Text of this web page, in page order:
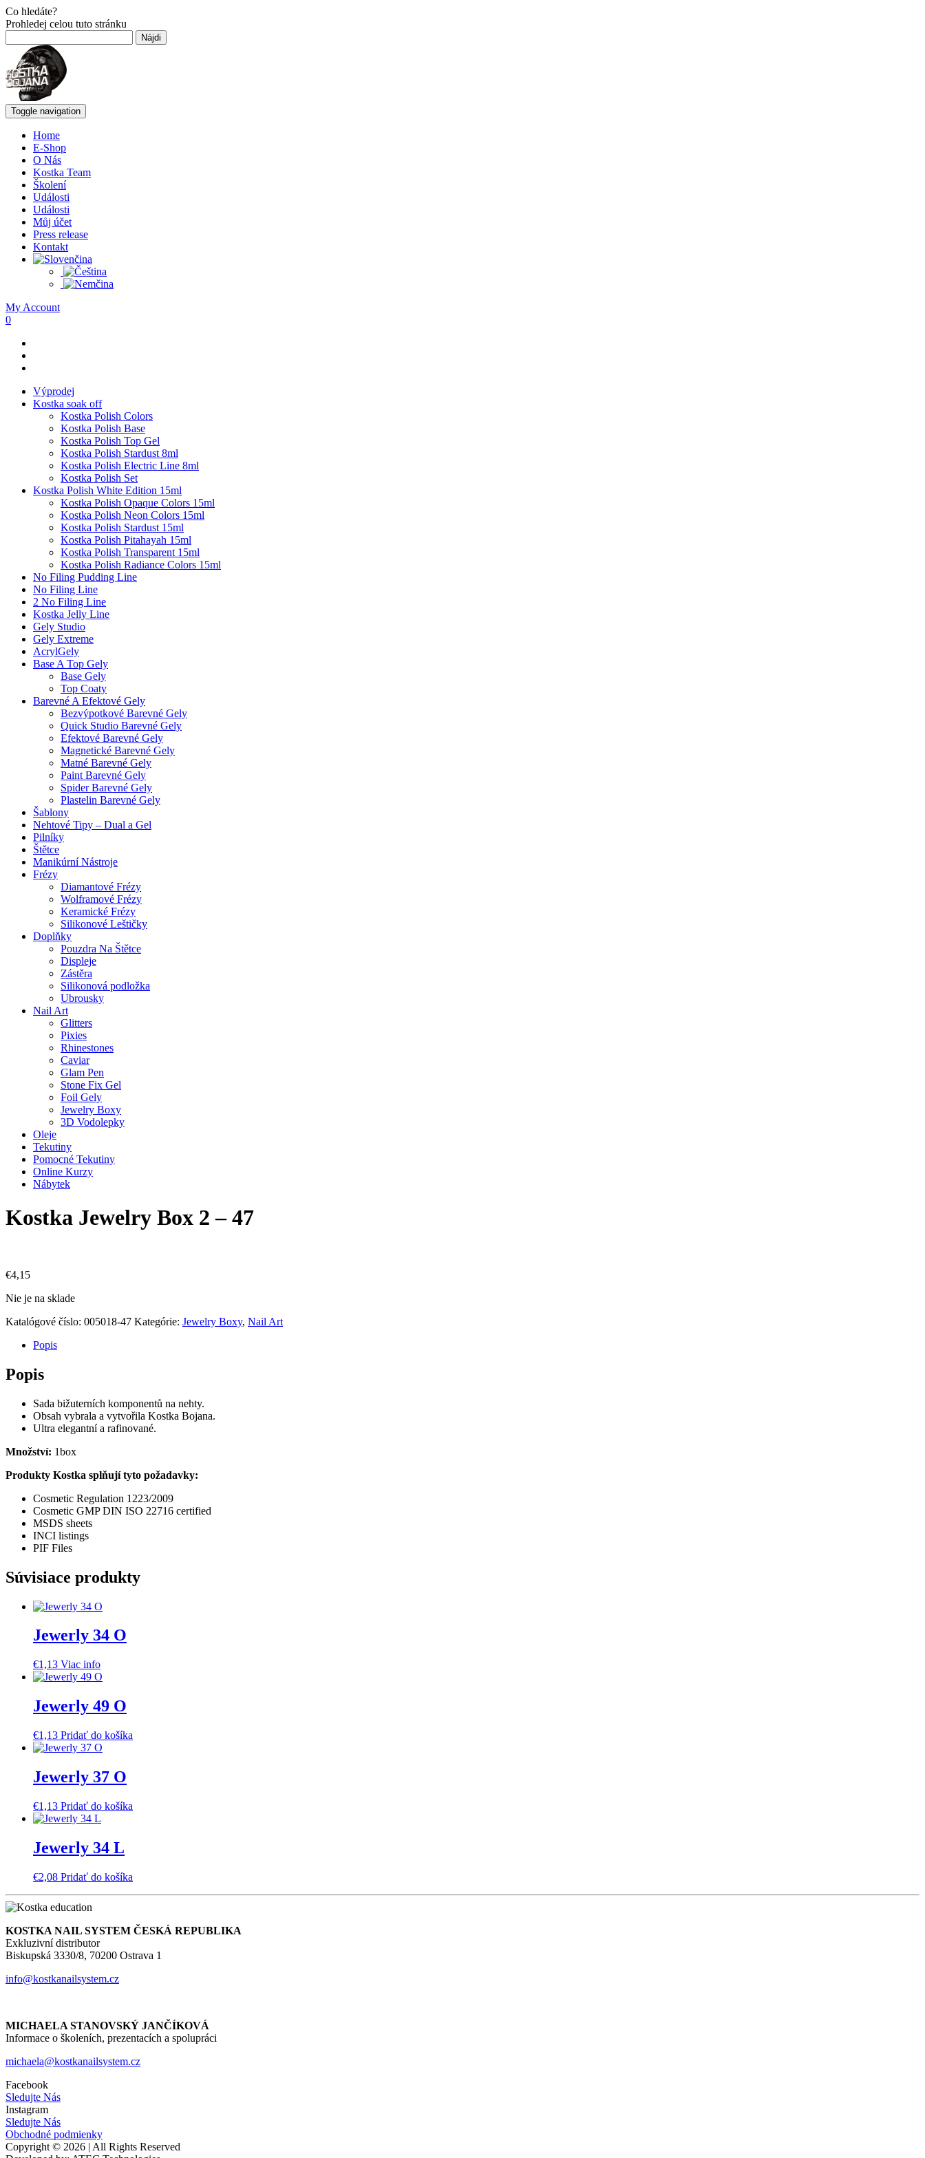
Co hledáte?
Prohledej celou tuto stránku
Toggle navigation
Home
E-Shop
O Nás
Kostka Team
Školení
Události
Události
Můj účet
Press release
Kontakt
My Account
0
Výprodej
Kostka soak off
Kostka Polish Colors
Kostka Polish Base
Kostka Polish Top Gel
Kostka Polish Stardust 8ml
Kostka Polish Electric Line 8ml
Kostka Polish Set
Kostka Polish White Edition 15ml
Kostka Polish Opaque Colors 15ml
Kostka Polish Neon Colors 15ml
Kostka Polish Stardust 15ml
Kostka Polish Pitahayah 15ml
Kostka Polish Transparent 15ml
Kostka Polish Radiance Colors 15ml
No Filing Pudding Line
No Filing Line
2 No Filing Line
Kostka Jelly Line
Gely Studio
Gely Extreme
AcrylGely
Base A Top Gely
Base Gely
Top Coaty
Barevné A Efektové Gely
Bezvýpotkové Barevné Gely
Quick Studio Barevné Gely
Efektové Barevné Gely
Magnetické Barevné Gely
Matné Barevné Gely
Paint Barevné Gely
Spider Barevné Gely
Plastelin Barevné Gely
Šablony
Nehtové Tipy – Dual a Gel
Pilníky
Štětce
Manikúrní Nástroje
Frézy
Diamantové Frézy
Wolframové Frézy
Keramické Frézy
Silikonové Leštičky
Doplňky
Pouzdra Na Štětce
Displeje
Zástěra
Silikonová podložka
Ubrousky
Nail Art
Glitters
Pixies
Rhinestones
Caviar
Glam Pen
Stone Fix Gel
Foil Gely
Jewelry Boxy
3D Vodolepky
Oleje
Tekutiny
Pomocné Tekutiny
Online Kurzy
Nábytek
Kostka Jewelry Box 2 – 47
€4,15
Nie je na sklade
Katalógové číslo: 005018-47 Kategórie: Jewelry Boxy, Nail Art
Popis
Popis
Sada bižuterních komponentů na nehty.
Obsah vybrala a vytvořila Kostka Bojana.
Ultra elegantní a rafinované.
Množství: 1box
Produkty Kostka splňují tyto požadavky:
Cosmetic Regulation 1223/2009
Cosmetic GMP DIN ISO 22716 certified
MSDS sheets
INCI listings
PIF Files
Súvisiace produkty
Jewerly 34 O
€1,13 Viac info
Jewerly 49 O
€1,13 Pridať do košíka
Jewerly 37 O
€1,13 Pridať do košíka
Jewerly 34 L
€2,08 Pridať do košíka
KOSTKA NAIL SYSTEM ČESKÁ REPUBLIKA
Exkluzivní distributor
Biskupská 3330/8, 70200 Ostrava 1
info@kostkanailsystem.cz
MICHAELA STANOVSKÝ JANČÍKOVÁ
Informace o školeních, prezentacích a spolupráci
michaela@kostkanailsystem.cz
Facebook
Sledujte Nás
Instagram
Sledujte Nás
Obchodné podmienky
Copyright © 2026 | All Rights Reserved